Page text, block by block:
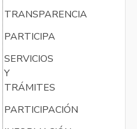
TRANSPARENCIA
PARTICIPA
SERVICIOS
Y
TRÁMITES
PARTICIPACIÓN